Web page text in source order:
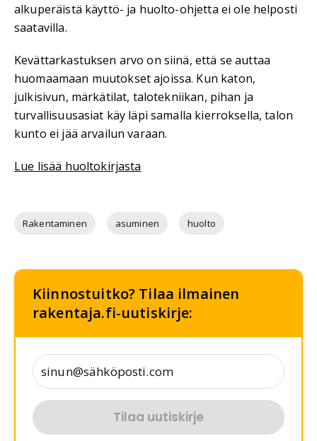
alkuperäistä käyttö- ja huolto-ohjetta ei ole helposti
saatavilla.
Kevättarkastuksen arvo on siinä, että se auttaa
huomaamaan muutokset ajoissa. Kun katon,
julkisivun, märkätilat, talotekniikan, pihan ja
turvallisuusasiat käy läpi samalla kierroksella, talon
kunto ei jää arvailun varaan.
Lue lisää huoltokirjasta
Rakentaminen asuminen huolto
Kiinnostuitko? Tilaa ilmainen
rakentaja.fi-uutiskirje:
Tilaa uutiskirje